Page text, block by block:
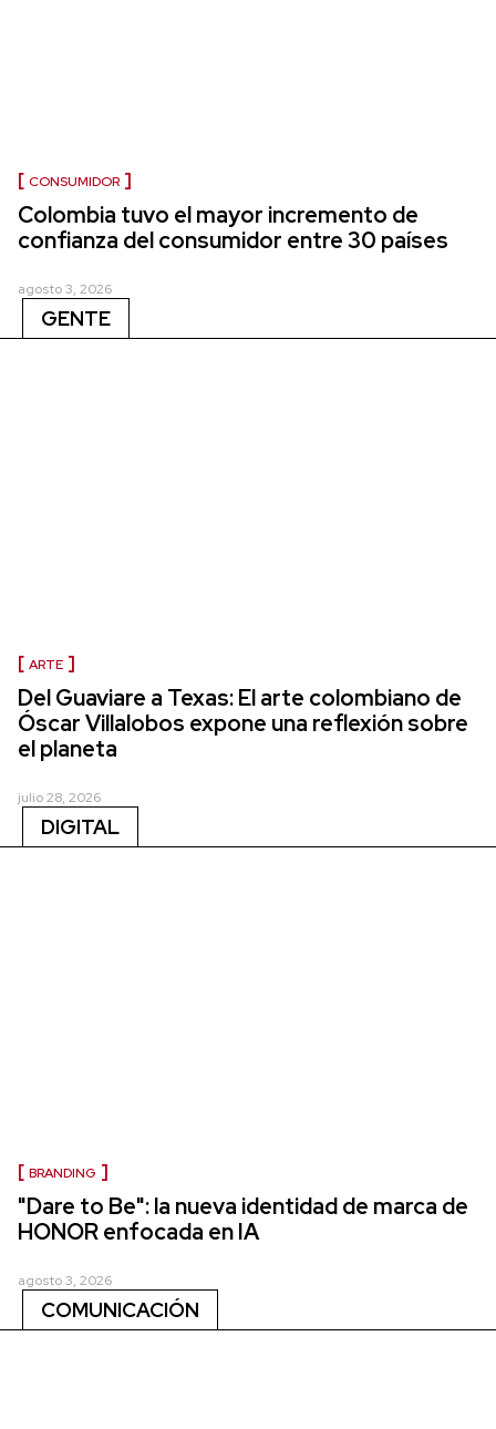
CONSUMIDOR
Colombia tuvo el mayor incremento de
confianza del consumidor entre 30 países
agosto 3, 2026
GENTE
ARTE
Del Guaviare a Texas: El arte colombiano de
Óscar Villalobos expone una reflexión sobre
el planeta
julio 28, 2026
DIGITAL
BRANDING
"Dare to Be": la nueva identidad de marca de
HONOR enfocada en IA
agosto 3, 2026
COMUNICACIÓN